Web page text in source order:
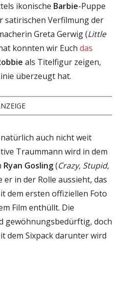
ikonische Barbie-Puppe
satirischen Verfilmung der
Greta Gerwig (Little
konnten wir Euch das
als Titelfigur zeigen,
überzeugt hat.
auch nicht weit
Traummann wird in dem
Ryan Gosling(Crazy, Stupid,
in der Rolle aussieht, das
dem ersten offiziellen Foto
Film enthüllt. Die
gewöhnungsbedürftig, doch
dem Sixpack darunter wird